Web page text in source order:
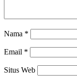
Nama *
Email *
Situs Web